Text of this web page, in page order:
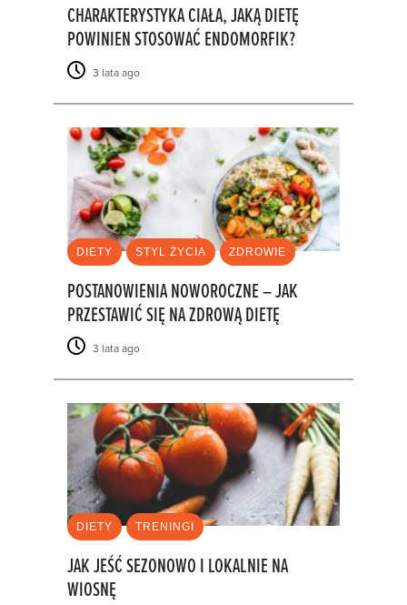
CHARAKTERYSTYKA CIAŁA, JAKĄ DIETĘ
POWINIEN STOSOWAĆ ENDOMORFIK?
3 lata ago
DIETY STYL ŻYCIA ZDROWIE
POSTANOWIENIA NOWOROCZNE – JAK
PRZESTAWIĆ SIĘ NA ZDROWĄ DIETĘ
3 lata ago
DIETY TRENINGI
JAK JEŚĆ SEZONOWO I LOKALNIE NA
WIOSNĘ